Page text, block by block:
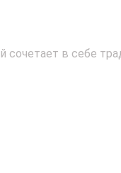
сочетает в себе